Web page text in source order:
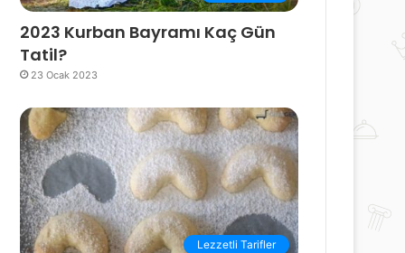
2023 Kurban Bayramı Kaç Gün
Tatil?
23 Ocak 2023
Lezzetli Tarifler